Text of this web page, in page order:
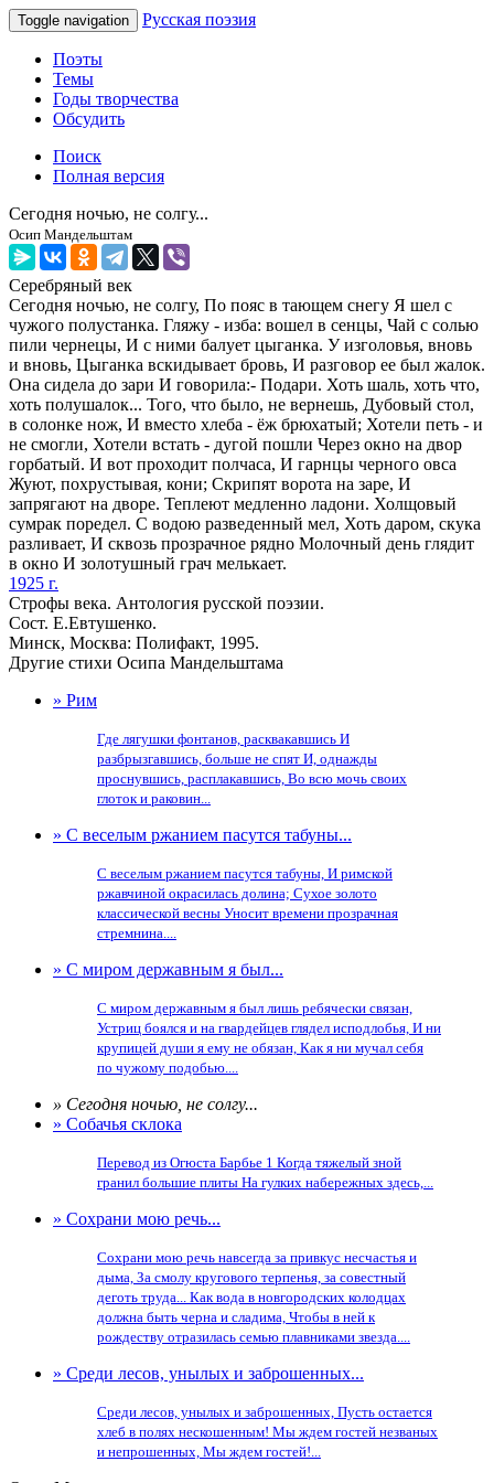
Toggle navigation Русская поэзия
Поэты
Темы
Годы творчества
Обсудить
Поиск
Полная версия
Сегодня ночью, не солгу...
Осип Мандельштам
Серебряный век
Сегодня ночью, не солгу, По пояс в тающем снегу Я шел с
чужого полустанка. Гляжу - изба: вошел в сенцы, Чай с солью
пили чернецы, И с ними балует цыганка. У изголовья, вновь
и вновь, Цыганка вскидывает бровь, И разговор ее был жалок.
Она сидела до зари И говорила:- Подари. Хоть шаль, хоть что,
хоть полушалок... Того, что было, не вернешь, Дубовый стол,
в солонке нож, И вместо хлеба - ёж брюхатый; Хотели петь - и
не смогли, Хотели встать - дугой пошли Через окно на двор
горбатый. И вот проходит полчаса, И гарнцы черного овса
Жуют, похрустывая, кони; Скрипят ворота на заре, И
запрягают на дворе. Теплеют медленно ладони. Холщовый
сумрак поредел. С водою разведенный мел, Хоть даром, скука
разливает, И сквозь прозрачное рядно Молочный день глядит
в окно И золотушный грач мелькает.
1925 г.
Строфы века. Антология русской поэзии.
Сост. Е.Евтушенко.
Минск, Москва: Полифакт, 1995.
Другие стихи Осипа Мандельштама
» Рим
Где лягушки фонтанов, расквакавшись И
разбрызгавшись, больше не спят И, однажды
проснувшись, расплакавшись, Во всю мочь своих
глоток и раковин...
» С веселым ржанием пасутся табуны...
С веселым ржанием пасутся табуны, И римской
ржавчиной окрасилась долина; Сухое золото
классической весны Уносит времени прозрачная
стремнина....
» С миром державным я был...
С миром державным я был лишь ребячески связан,
Устриц боялся и на гвардейцев глядел исподлобья, И ни
крупицей души я ему не обязан, Как я ни мучал себя
по чужому подобью....
» Сегодня ночью, не солгу...
» Собачья склока
Перевод из Огюста Барбье 1 Когда тяжелый зной
гранил большие плиты На гулких набережных здесь,...
» Сохрани мою речь...
Сохрани мою речь навсегда за привкус несчастья и
дыма, За смолу кругового терпенья, за совестный
деготь труда... Как вода в новгородских колодцах
должна быть черна и сладима, Чтобы в ней к
рождеству отразилась семью плавниками звезда....
» Среди лесов, унылых и заброшенных...
Среди лесов, унылых и заброшенных, Пусть остается
хлеб в полях нескошенным! Мы ждем гостей незваных
и непрошенных, Мы ждем гостей!...